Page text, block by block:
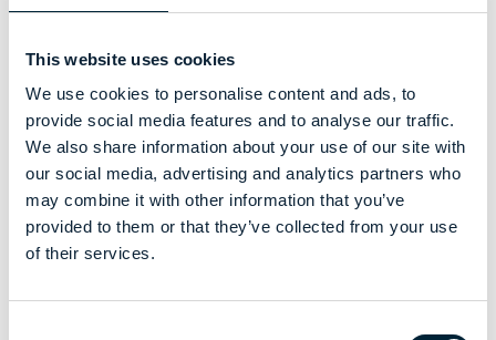
This website uses cookies
We use cookies to personalise content and ads, to
provide social media features and to analyse our traffic.
We also share information about your use of our site with
our social media, advertising and analytics partners who
may combine it with other information that you’ve
provided to them or that they’ve collected from your use
of their services.